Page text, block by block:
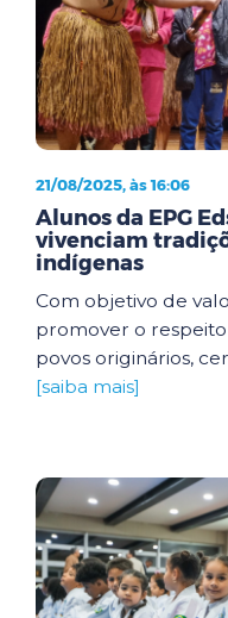
21/08/2025, às 16:06
Alunos da EPG
vivenciam
indígenas
Com objetivo de
promover o respeito
povos originários,
[saiba mais]